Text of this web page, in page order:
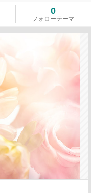
0
フォローテーマ